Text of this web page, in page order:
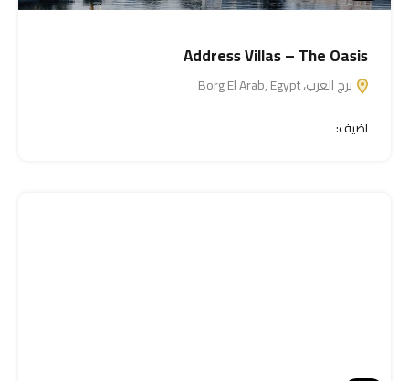
Address Villas – The Oasis
برج العرب، Borg El Arab, Egypt
اضيف: